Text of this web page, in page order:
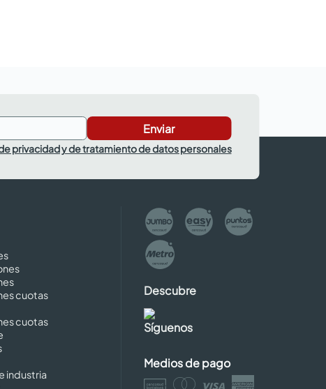
Enviar
privacidad y de tratamiento de datos personales
cuotas
cuotas
industria
Descubre
Síguenos
Medios de pago